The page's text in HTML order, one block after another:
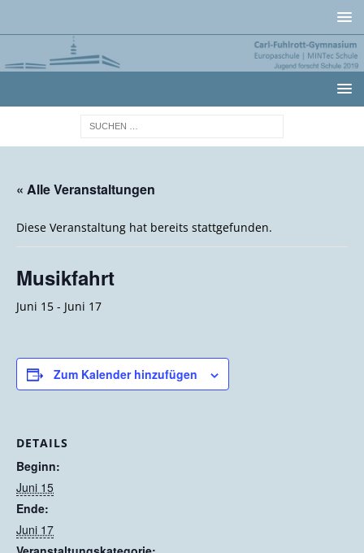
« Alle Veranstaltungen
Diese Veranstaltung hat bereits stattgefunden.
Musikfahrt
Juni 15 - Juni 17
Zum Kalender hinzufügen
DETAILS
Beginn:
Juni 15
Ende:
Juni 17